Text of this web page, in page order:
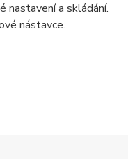
nastavení a skládání.
nástavce.